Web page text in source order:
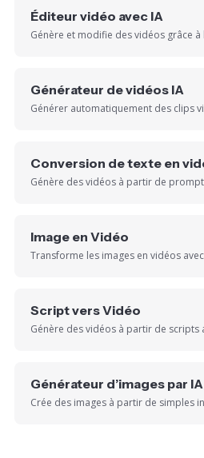
Éditeur vidéo avec IA
Génère et modifie des vidéos grâce à
Générateur de vidéos IA
Générer automatiquement des clips
Conversion de texte en
Génère des vidéos à partir de
Image en Vidéo
Transforme les images en vidéos
Script vers Vidéo
Génère des vidéos à partir de scripts
Générateur d’images par IA
Crée des images à partir de simples